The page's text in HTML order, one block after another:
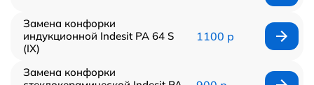
Замена конфорки
индукционной Indesit PA 64 S
(IX)
1100 р
Замена конфорки